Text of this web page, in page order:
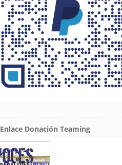
Enlace Donación Teaming